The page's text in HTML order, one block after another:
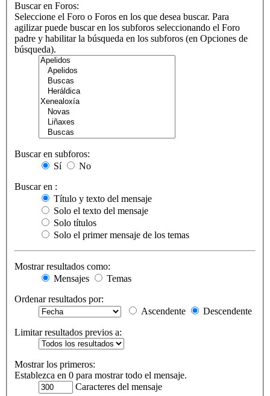
Buscar en Foros:
Seleccione el Foro o Foros en los que desea buscar. Para
agilizar puede buscar en los subforos seleccionando el Foro
padre y habilitar la búsqueda en los subforos (en Opciones de
búsqueda).
Buscar en subforos:
Sí
No
Buscar en :
Título y texto del mensaje
Solo el texto del mensaje
Solo títulos
Solo el primer mensaje de los temas
Mostrar resultados como:
Mensajes
Temas
Ordenar resultados por:
Ascendente
Descendente
Limitar resultados previos a:
Mostrar los primeros:
Establezca en 0 para mostrar todo el mensaje.
Caracteres del mensaje